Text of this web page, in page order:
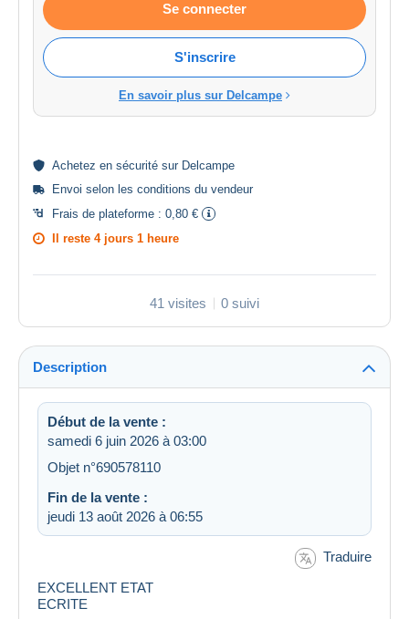
Se connecter
S'inscrire
En savoir plus sur Delcampe
Achetez en sécurité sur Delcampe
Envoi selon les conditions du vendeur
Frais de plateforme : 0,80 €
Il reste 4 jours 1 heure
41 visites 0 suivi
Description
Début de la vente :
samedi 6 juin 2026 à 03:00
Objet n°690578110
Fin de la vente :
jeudi 13 août 2026 à 06:55
Traduire
EXCELLENT ETAT
ECRITE